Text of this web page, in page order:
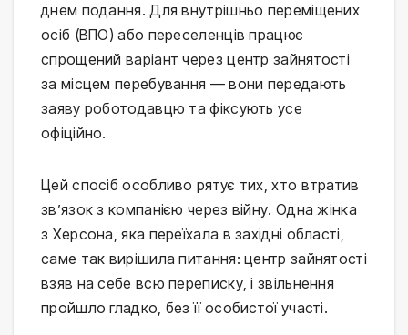
днем подання. Для внутрішньо переміщених
осіб (ВПО) або переселенців працює
спрощений варіант через центр зайнятості
за місцем перебування — вони передають
заяву роботодавцю та фіксують усе
офіційно.
Цей спосіб особливо рятує тих, хто втратив
зв’язок з компанією через війну. Одна жінка
з Херсона, яка переїхала в західні області,
саме так вирішила питання: центр зайнятості
взяв на себе всю переписку, і звільнення
пройшло гладко, без її особистої участі.